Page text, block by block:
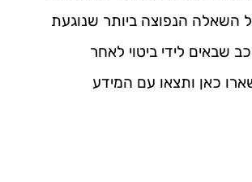
השאלה הנפוצה ביותר שנוגעת
שבאים לידי ביטוי לאחר
כאן ותצאו עם המידע